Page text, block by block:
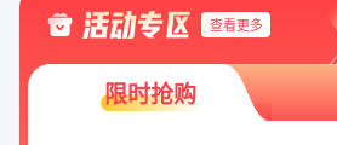
查看更多
限时抢购